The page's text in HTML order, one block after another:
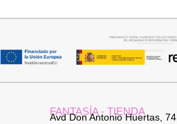
FANTASÍA - TIENDA
Avd Don Antonio Huertas, 74